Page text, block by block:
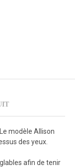
modèle Allison
des yeux.
afin de tenir